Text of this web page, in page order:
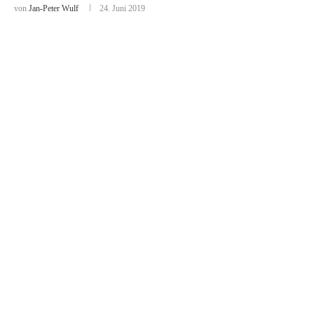
von Jan-Peter Wulf 24. Juni 2019